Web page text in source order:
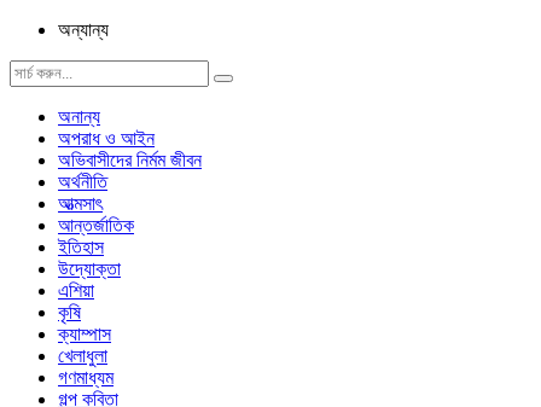
অন্যান্য
অনান্য
অপরাধ ও আইন
অভিবাসীদের নির্মম জীবন
অর্থনীতি
আত্মসাৎ
আন্তর্জাতিক
ইতিহাস
উদ্যোক্তা
এশিয়া
কৃষি
ক্যাম্পাস
খেলাধুলা
গণমাধ্যম
গল্প ক‌বিতা